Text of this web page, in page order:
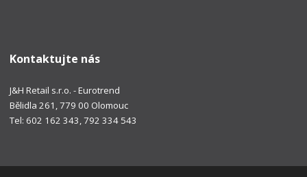
Kontaktujte nás
J&H Retail s.r.o. - Eurotrend
Bělidla 261, 779 00 Olomouc
Tel: 602 162 343, 792 334 543